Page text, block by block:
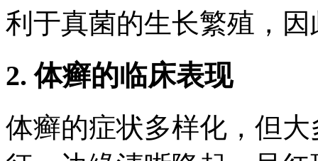
利于真菌的生长繁殖，
2. 体癣的临床表现
体癣的症状多样化，但